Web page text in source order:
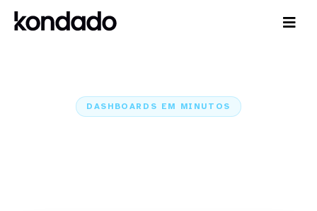
DASHBOARDS EM MINUTOS